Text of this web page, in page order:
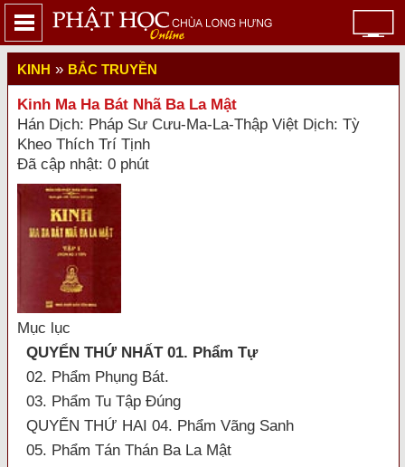
KINH » BẮC TRUYỀN
Kinh Ma Ha Bát Nhã Ba La Mật
Hán Dịch: Pháp Sư Cưu-Ma-La-Thập Việt Dịch: Tỳ
Kheo Thích Trí Tịnh
Đã cập nhật: 0 phút
Mục lục
QUYỂN THỨ NHẤT 01. Phẩm Tự
02. Phẩm Phụng Bát.
03. Phẩm Tu Tập Đúng
QUYỂN THỨ HAI 04. Phẩm Vãng Sanh
05. Phẩm Tán Thán Ba La Mật